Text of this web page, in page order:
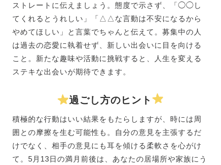
ストレートに伝えましょう。態度で示さず、「◯◯し
てくれるとうれしい」「△△な言動は不安になるから
やめてほしい」と言葉でちゃんと伝えて。募集中の人
は過去の恋愛に執着せず、新しい出会いに目を向ける
こと。新たな趣味や活動に挑戦すると、人生を変える
ステキな出会いが期待できます。
過ごし方のヒント
積極的な行動はいい結果をもたらしますが、時には周
囲との摩擦を生む可能性も。自分の意見を主張するだ
けでなく、相手の意見にも耳を傾ける柔軟さを心がけ
て。5月13日の満月前後は、あなたの居場所や家族にう